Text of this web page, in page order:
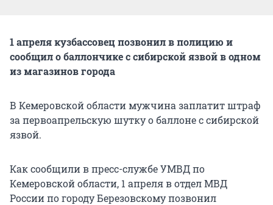
1 апреля кузбассовец позвонил в полицию и
сообщил о баллончике с сибирской язвой в одном
из магазинов города
В Кемеровской области мужчина заплатит штраф
за первоапрельскую шутку о баллоне с сибирской
язвой.
Как сообщили в пресс-службе УМВД по
Кемеровской области, 1 апреля в отдел МВД
России по городу Березовскому позвонил